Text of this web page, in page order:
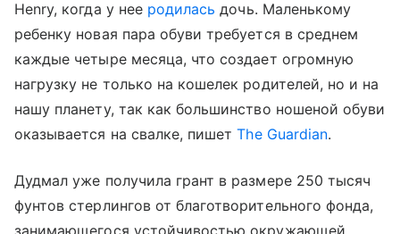
Henry, когда у нее родилась дочь. Маленькому
ребенку новая пара обуви требуется в среднем
каждые четыре месяца, что создает огромную
нагрузку не только на кошелек родителей, но и на
нашу планету, так как большинство ношеной обуви
оказывается на свалке, пишетThe Guardian.
Дудмал уже получила грант в размере 250 тысяч
фунтов стерлингов от благотворительного фонда,
занимающегося устойчивостью окружающей